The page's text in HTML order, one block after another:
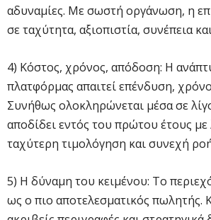
αδυναμίες. Με σωστή οργάνωση, η
σε ταχύτητα, αξιοπιστία, συνέπεια
4) Κόστος, χρόνος, απόδοση: Η
πλατφόρμας απαιτεί επένδυση,
Συνήθως ολοκληρώνεται μέσα σε
αποδίδει εντός του πρώτου έτους με
ταχύτερη τιμολόγηση και συνεχή
5) Η δύναμη του κειμένου: Το
ως ο πιο αποτελεσματικός πωλητής.